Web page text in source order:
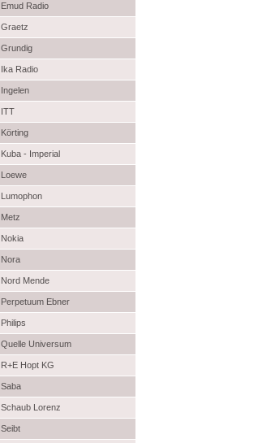
Emud Radio
Graetz
Grundig
Ika Radio
Ingelen
ITT
Körting
Kuba - Imperial
Loewe
Lumophon
Metz
Nokia
Nora
Nord Mende
Perpetuum Ebner
Philips
Quelle Universum
R+E Hopt KG
Saba
Schaub Lorenz
Seibt